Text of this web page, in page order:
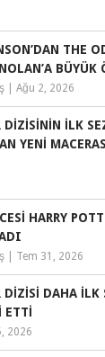
THE
BÜYÜK
| Ağu 2, 2026
DIZISININ İLK
YENI
HARRY
| Tem 31, 2026
DIZISI DAHA İLK
ETTI
2026